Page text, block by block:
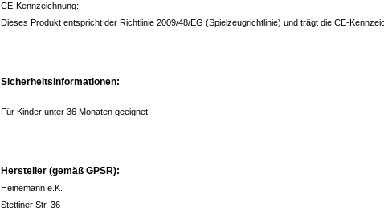
CE-Kennzeichnung:
Dieses Produkt entspricht der Richtlinie 2009/48/EG (Spielzeugrichtlinie) und trägt die CE-
Sicherheitsinformationen:
Für Kinder unter 36 Monaten geeignet.
Hersteller (gemäß GPSR):
Heinemann e.K.
Stettiner Str. 36